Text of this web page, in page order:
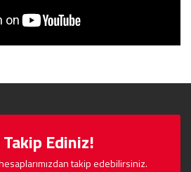
Ediniz!
takip edebilirsiniz.